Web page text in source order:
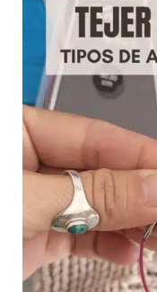
mejores
para
tejer
calcetines
a
mano